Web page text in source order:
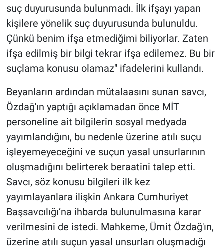
suç duyurusunda bulunmadı. İlk ifşayı yapan
kişilere yönelik suç duyurusunda bulunuldu.
Çünkü benim ifşa etmediğimi biliyorlar. Zaten
ifşa edilmiş bir bilgi tekrar ifşa edilemez. Bu bir
suçlama konusu olamaz" ifadelerini kullandı.
Beyanların ardından mütalaasını sunan savcı,
Özdağ'ın yaptığı açıklamadan önce MİT
personeline ait bilgilerin sosyal medyada
yayımlandığını, bu nedenle üzerine atılı suçu
işleyemeyeceğini ve suçun yasal unsurlarının
oluşmadığını belirterek beraatini talep etti.
Savcı, söz konusu bilgileri ilk kez
yayımlayanlara ilişkin Ankara Cumhuriyet
Başsavcılığı’na ihbarda bulunulmasına karar
verilmesini de istedi. Mahkeme, Ümit Özdağ'ın,
üzerine atılı suçun yasal unsurları oluşmadığı